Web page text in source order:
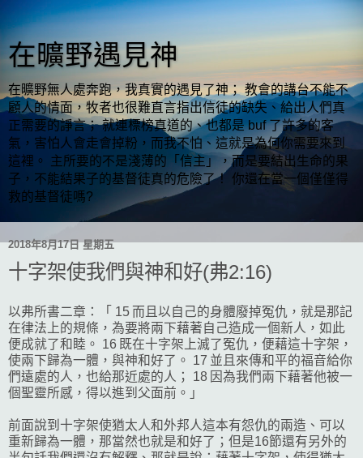
在曠野遇見神
在曠野無人處奔跑，我真實的遇見了神； 教會的講台不能不
顧人的情面，牧者也很難直言指出信徒的缺失、給出人們真
正需要的諍言； 就連標榜真道的、也都是 buf 了許多的客
氣，害怕人會走會掉粉，而我不怕、這就是為何你需要來到
這裡。 主所要的不是淺薄的「信主」，而是要結出生命的果
子，不能結果子的基督徒真的危險了！ 你還在當一個僅僅得
救的基督徒嗎?
2018年8月17日 星期五
十字架使我們與神和好(弗2:16)
以弗所書二章：「 15 而且以自己的身體廢掉冤仇，就是那記
在律法上的規條，為要將兩下藉著自己造成一個新人，如此
便成就了和睦。 16 既在十字架上滅了冤仇，便藉這十字架，
使兩下歸為一體，與神和好了。 17 並且來傳和平的福音給你
們遠處的人，也給那近處的人； 18 因為我們兩下藉著他被一
個聖靈所感，得以進到父面前。」
前面說到十字架使猶太人和外邦人這本有怨仇的兩造、可以
重新歸為一體，那當然也就是和好了；但是16節還有另外的